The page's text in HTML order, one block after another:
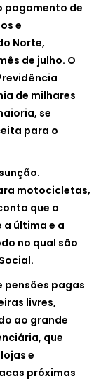
pagamento de
e
Norte,
de julho. O
de milhares
se
para o
motocicletas,
que o
última e a
no qual são
pagas
livres,
ao grande
que
e
próximas